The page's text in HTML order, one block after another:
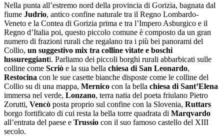
Nella punta all’estremo nord della provincia di Gorizia, bagnata dal
fiume Judrio, antico confine naturale tra il Regno Lombardo-
Veneto e la Contea di Gorizia prima e tra l’Impero Asburgico e il
Regno d’Italia poi, questo piccolo comune è composto da un gran
numero di frazioni rurali che regalano tra i più bei panorami del
Collio, un suggestivo mix tra colline vitate e boschi
lussureggianti. Parliamo dei piccoli borghi rurali abbarbicati sulle
colline come Scriò e la sua bella chiesa di San Leonardo,
Restocina con le sue casette bianche disposte come le colline del
Collio su di una mappa, Mernico con la bella chiesa di Sant’Elena
immersa nel verde, Lonzano, terra natia del poeta friulano Pietro
Zorutti, Vencò posta proprio sul confine con la Slovenia, Ruttars
borgo fortificato di cui resta la bella torre quadrata di Marqvardo
all’entrata del paese e Trussio con il suo famoso castello del XIII
secolo.